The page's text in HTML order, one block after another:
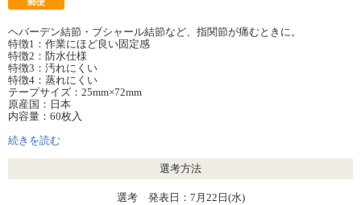
ヘバーデン結節・ブシャール結節など、指関節が痛むときに。
特徴1：作業にほど良い固定感
特徴2：防水仕様
特徴3：汚れにくい
特徴4：蒸れにくい
テープサイズ：25mm×72mm
原産国：日本
内容量：60枚入
続きを読む
選考方法
選考 発表日：7月22日(水)